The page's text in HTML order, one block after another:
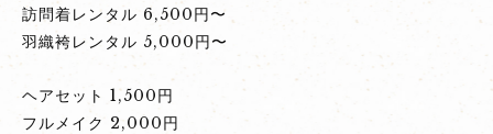
訪問着レンタル 6,500円〜
羽織袴レンタル 5,000円〜
ヘアセット 1,500円
フルメイク 2,000円